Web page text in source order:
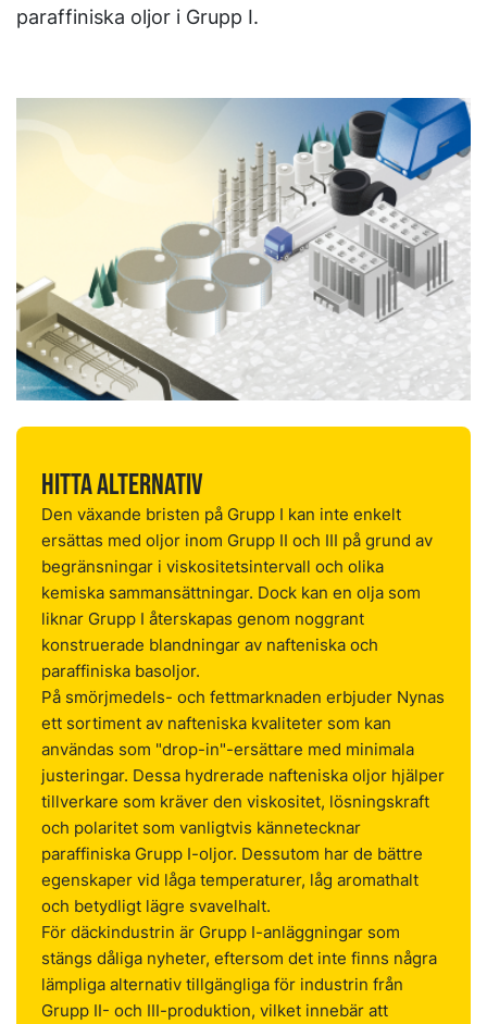
paraffiniska oljor i Grupp I.
Hitta alternativ
Den växande bristen på Grupp I kan inte enkelt
ersättas med oljor inom Grupp II och III på grund av
begränsningar i viskositetsintervall och olika
kemiska sammansättningar. Dock kan en olja som
liknar Grupp I återskapas genom noggrant
konstruerade blandningar av nafteniska och
paraffiniska basoljor.
På smörjmedels- och fettmarknaden erbjuder Nynas
ett sortiment av nafteniska kvaliteter som kan
användas som "drop-in"-ersättare med minimala
justeringar. Dessa hydrerade nafteniska oljor hjälper
tillverkare som kräver den viskositet, lösningskraft
och polaritet som vanligtvis kännetecknar
paraffiniska Grupp I-oljor. Dessutom har de bättre
egenskaper vid låga temperaturer, låg aromathalt
och betydligt lägre svavelhalt.
För däckindustrin är Grupp I-anläggningar som
stängs dåliga nyheter, eftersom det inte finns några
lämpliga alternativ tillgängliga för industrin från
Grupp II- och III-produktion, vilket innebär att